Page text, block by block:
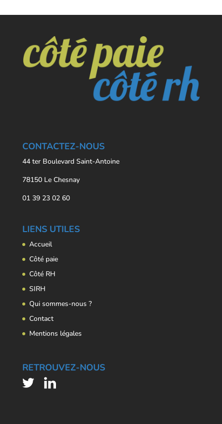
CONTACTEZ-NOUS
44 ter Boulevard Saint-Antoine
78150 Le Chesnay
01 39 23 02 60
LIENS UTILES
Accueil
Côté paie
Côté RH
SIRH
Qui sommes-nous ?
Contact
Mentions légales
RETROUVEZ-NOUS